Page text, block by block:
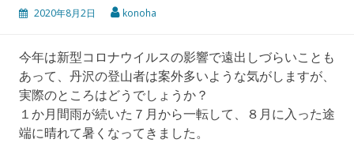
2020年8月2日 konoha
今年は新型コロナウイルスの影響で遠出しづらいことも
あって、丹沢の登山者は案外多いような気がしますが、
実際のところはどうでしょうか？
１か月間雨が続いた７月から一転して、８月に入った途
端に晴れて暑くなってきました。